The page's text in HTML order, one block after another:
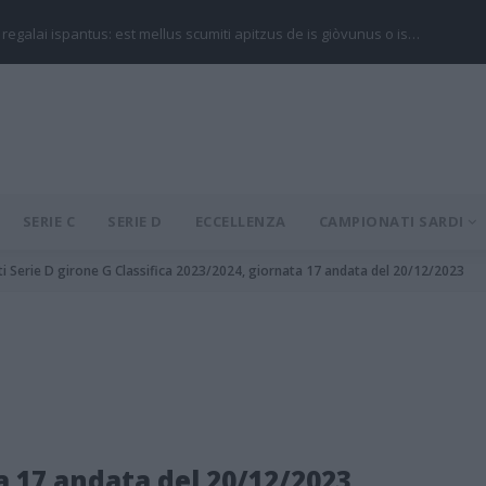
regalai ispantus: est mellus scumiti apitzus de is giòvunus o is…
SERIE C SERIE D ECCELLENZA CAMPIONATI SARDI
Serie D girone G Classifica 2023/2024, giornata 17 andata del 20/12/2023